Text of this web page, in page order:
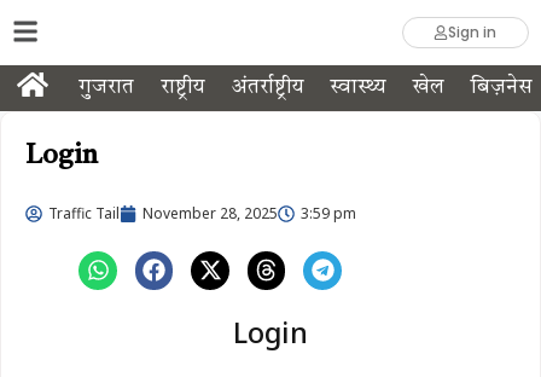
Sign in
गुजरात राष्ट्रीय अंतर्राष्ट्रीय स्वास्थ्य खेल बिज़नेस
Login
Traffic Tail November 28, 2025 3:59 pm
Login